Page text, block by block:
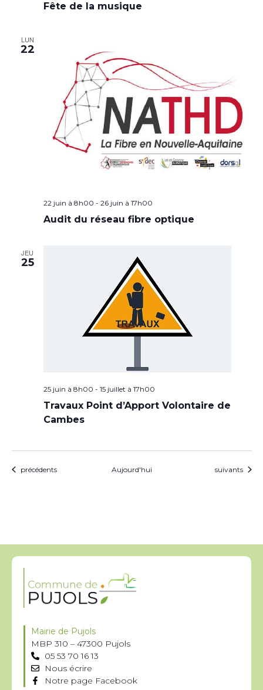
Fête de la musique
LUN
22
22 juin à 8h00 - 26 juin à 17h00
Audit du réseau fibre optique
JEU
25
25 juin à 8h00 - 15 juillet à 17h00
Travaux Point d’Apport Volontaire de
Cambes
Évènements
précédents Aujourd'hui Évènements
suivants
Mairie de Pujols
MBP 310 – 47300 Pujols
05 53 70 16 13
Nous écrire
Notre page Facebook